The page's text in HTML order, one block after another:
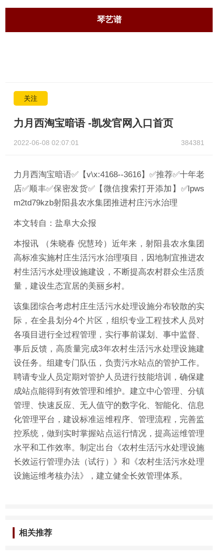
琴艺谱
关注
力月西淘宝暗语 -凯发官网入口首页
2022-06-08 02:07:01 384381
力月西淘宝暗语✅【v\x:4168--3616】✅推荐✅十年老
店✅顺丰✅保密发货✅【微信搜索打开添加】✅lpws
m2td79kzb射阳县农水集团推进村庄污水治理
本文转自：盐阜大众报
本报讯 （朱晓春 倪慧玲）近年来，射阳县农水集团
高标准实施村庄生活污水治理项目，因地制宜推进农
村生活污水处理设施建设，不断提高农村群众生活质
量，建设生态宜居的美丽乡村。
该集团综合考虑村庄生活污水处理设施分布较散的实
际，在全县划分4个片区，组织专业工程技术人员对
各项目进行全过程管理，实行事前谋划、事中监督、
事后反馈，高质量完成3年农村生活污水处理设施建
设任务。组建专门队伍，负责污水站点的管护工作。
聘请专业人员定期对管护人员进行技能培训，确保建
成站点能得到有效管理和维护。建立中心管理、分镇
管理、快速反应、无人值守的数字化、智能化、信息
化管理平台，建设标准运维程序、管理流程，完善监
控系统，做到实时掌握站点运行情况，提高运维管理
水平和工作效率。制定出台《农村生活污水处理设施
长效运行管理办法（试行）》和《农村生活污水处理
设施运维考核办法》，建立健全长效管理体系。
相关推荐